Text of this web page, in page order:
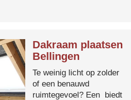
Dakraam plaatsen
Bellingen
Te weinig licht op zolder
of een benauwd
ruimtegevoel? Een biedt